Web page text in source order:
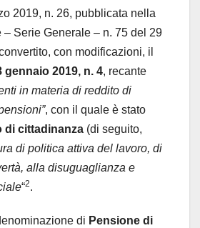
2019, n. 26, pubblicata nella
– Serie Generale – n. 75 del 29
con modificazioni, il
gennaio 2019, n. 4, recante
in materia di reddito di
, con il quale è stato
di cittadinanza (di seguito,
di politica attiva del lavoro, di
alla disuguaglianza e
“2.
di Pensione di